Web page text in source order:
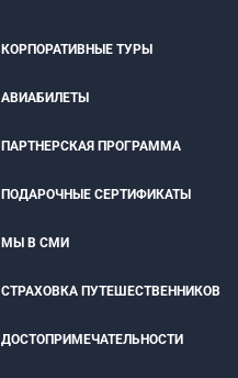
КОРПОРАТИВНЫЕ ТУРЫ
АВИАБИЛЕТЫ
ПАРТНЕРСКАЯ ПРОГРАММА
ПОДАРОЧНЫЕ СЕРТИФИКАТЫ
МЫ В СМИ
СТРАХОВКА ПУТЕШЕСТВЕННИКОВ
ДОСТОПРИМЕЧАТЕЛЬНОСТИ